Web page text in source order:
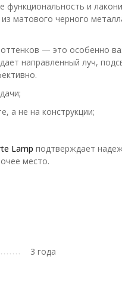
и
матового черного
— это особенно
направленный луч,
а не на конструкции;
Lamp подтверждает
место.
3 года